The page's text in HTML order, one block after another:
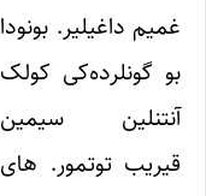
غمیم داغیلیر. بونودا
بو گونلرده‌کی‌ کولک
آنتنلین سیمین
قیریب توتمور. های